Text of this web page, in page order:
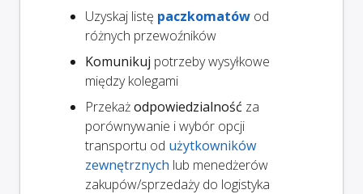
Uzyskaj listę paczkomatów od
różnych przewoźników
Komunikuj potrzeby wysyłkowe
między kolegami
Przekażodpowiedzialność za
porównywanie i wybór opcji
transportu od użytkowników
zewnętrznych lub menedżerów
zakupów/sprzedaży do logistyka